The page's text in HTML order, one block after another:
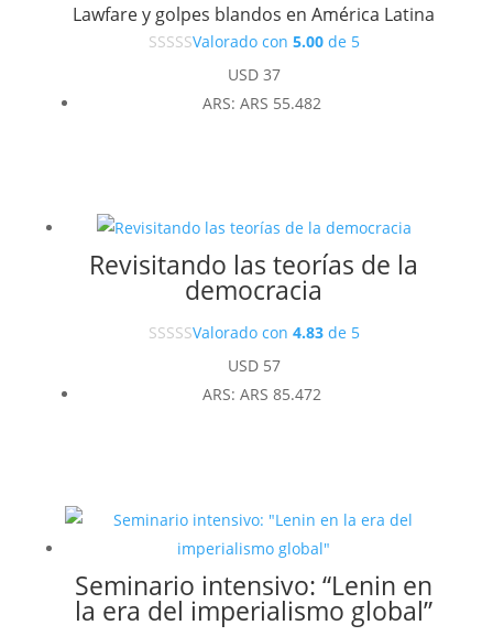
Lawfare y golpes blandos en América Latina
Valorado con 5.00de 5
USD37
ARS: ARS 55.482
Revisitando las teorías de la
democracia
Valorado con 4.83de 5
USD57
ARS: ARS 85.472
Seminario intensivo: “Lenin en
la era del imperialismo global”